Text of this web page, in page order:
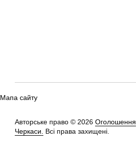
Мапа сайту
Авторське право © 2026 Оголошення
Черкаси.
Всі права захищені.